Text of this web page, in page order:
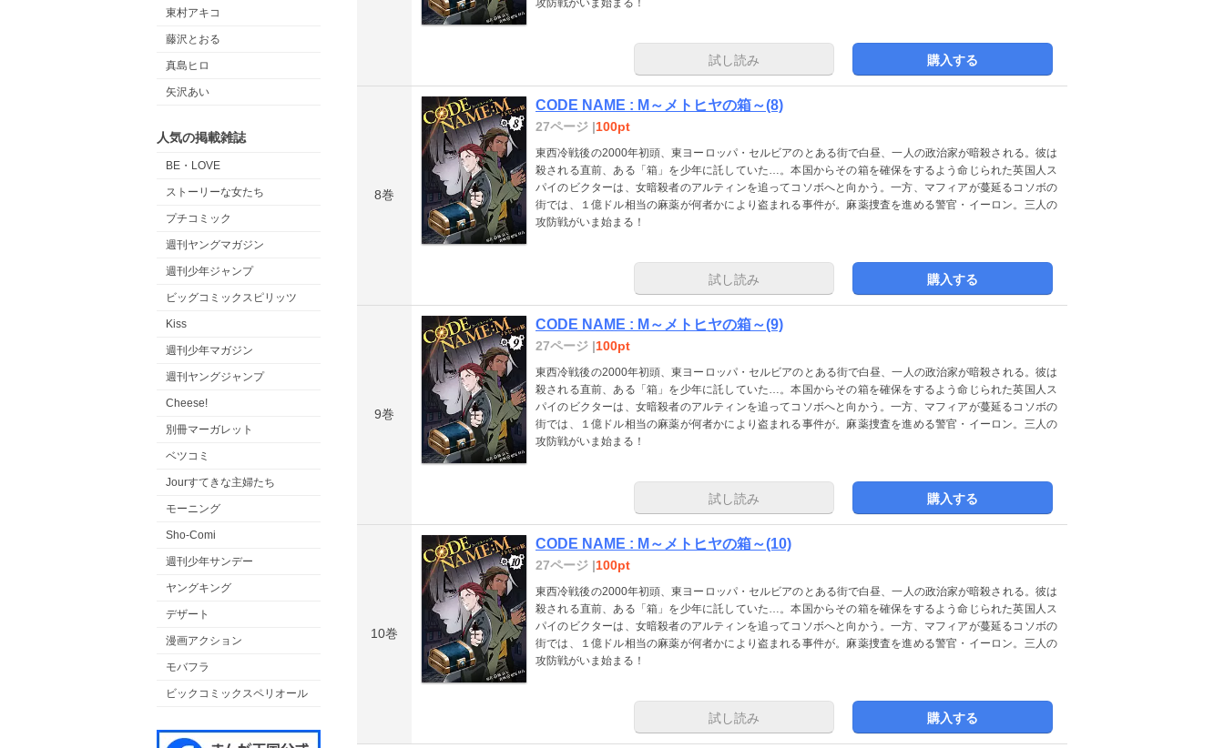
東村アキコ
藤沢とおる
真島ヒロ
矢沢あい
人気の掲載雑誌
BE・LOVE
ストーリーな女たち
プチコミック
週刊ヤングマガジン
週刊少年ジャンプ
ビッグコミックスピリッツ
Kiss
週刊少年マガジン
週刊ヤングジャンプ
Cheese!
別冊マーガレット
ベツコミ
Jourすてきな主婦たち
モーニング
Sho-Comi
週刊少年サンデー
ヤングキング
デザート
漫画アクション
モバフラ
ビックコミックスペリオール
試し読み 購入する
8巻
CODE NAME : M～メトヒヤの箱～(8)
27ページ |100pt
東西冷戦後の2000年初頭、東ヨーロッパ・セルビアのとある街で白昼、一人の政治家が暗殺される。彼は
殺される直前、ある「箱」を少年に託していた…。本国からその箱を確保をするよう命じられた英国人ス
パイのビクターは、女暗殺者のアルティンを追ってコソボへと向かう。一方、マフィアが蔓延るコソボの
街では、１億ドル相当の麻薬が何者かにより盗まれる事件が。麻薬捜査を進める警官・イーロン。三人の
攻防戦がいま始まる！
試し読み 購入する
9巻
CODE NAME : M～メトヒヤの箱～(9)
27ページ |100pt
東西冷戦後の2000年初頭、東ヨーロッパ・セルビアのとある街で白昼、一人の政治家が暗殺される。彼は
殺される直前、ある「箱」を少年に託していた…。本国からその箱を確保をするよう命じられた英国人ス
パイのビクターは、女暗殺者のアルティンを追ってコソボへと向かう。一方、マフィアが蔓延るコソボの
街では、１億ドル相当の麻薬が何者かにより盗まれる事件が。麻薬捜査を進める警官・イーロン。三人の
攻防戦がいま始まる！
試し読み 購入する
10巻
CODE NAME : M～メトヒヤの箱～(10)
27ページ |100pt
東西冷戦後の2000年初頭、東ヨーロッパ・セルビアのとある街で白昼、一人の政治家が暗殺される。彼は
殺される直前、ある「箱」を少年に託していた…。本国からその箱を確保をするよう命じられた英国人ス
パイのビクターは、女暗殺者のアルティンを追ってコソボへと向かう。一方、マフィアが蔓延るコソボの
街では、１億ドル相当の麻薬が何者かにより盗まれる事件が。麻薬捜査を進める警官・イーロン。三人の
攻防戦がいま始まる！
試し読み 購入する